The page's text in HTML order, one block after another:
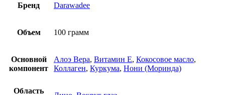
Бренд Darawadee
Объем 100 грамм
Основной
компонент
Алоэ Вера, Витамин E, Кокосовое масло,
Коллаген, Куркума, Нони (Моринда)
Область